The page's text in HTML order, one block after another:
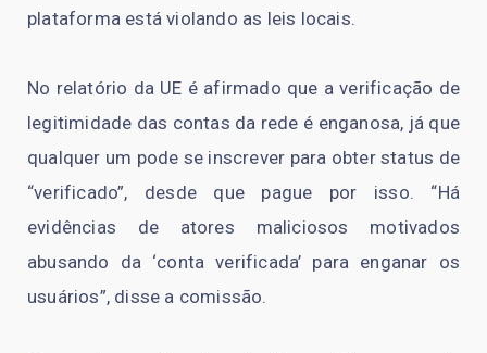
plataforma está violando as leis locais.
No relatório da UE é afirmado que a verificação de
legitimidade das contas da rede é enganosa, já que
qualquer um pode se inscrever para obter status de
“verificado”, desde que pague por isso. “Há
evidências de atores maliciosos motivados
abusando da ‘conta verificada’ para enganar os
usuários”, disse a comissão.